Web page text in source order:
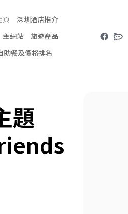
頁
深圳酒店推介
主網站
旅遊產品
助餐及價格排名
題